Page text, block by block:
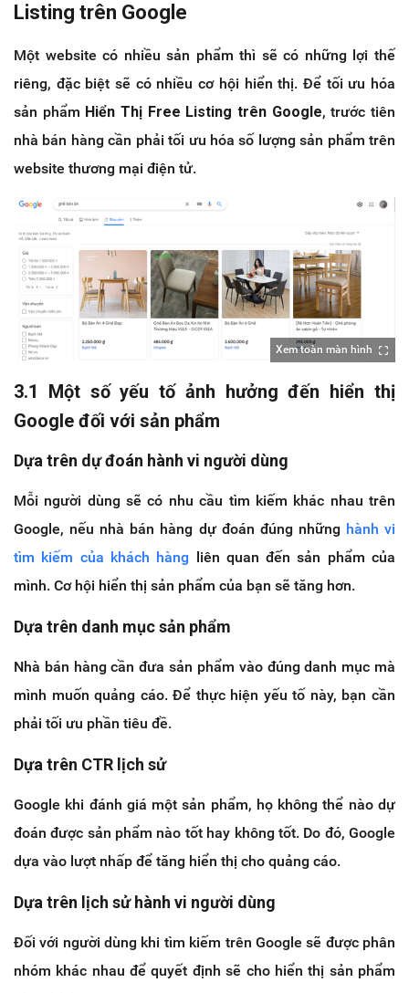
Listing trên Google
Một website có nhiều sản phẩm thì sẽ có những lợi thế
riêng, đặc biệt sẽ có nhiều cơ hội hiển thị. Để tối ưu hóa
sản phẩm Hiển Thị Free Listing trên Google, trước tiên
nhà bán hàng cần phải tối ưu hóa số lượng sản phẩm trên
website thương mại điện tử.
Xem toàn màn hình
3.1 Một số yếu tố ảnh hưởng đến hiển thị
Google đối với sản phẩm
Dựa trên dự đoán hành vi người dùng
Mỗi người dùng sẽ có nhu cầu tìm kiếm khác nhau trên
Google, nếu nhà bán hàng dự đoán đúng những hành vi
tìm kiếm của khách hàng liên quan đến sản phẩm của
mình. Cơ hội hiển thị sản phẩm của bạn sẽ tăng hơn.
Dựa trên danh mục sản phẩm
Nhà bán hàng cần đưa sản phẩm vào đúng danh mục mà
mình muốn quảng cáo. Để thực hiện yếu tố này, bạn cần
phải tối ưu phần tiêu đề.
Dựa trên CTR lịch sử
Google khi đánh giá một sản phẩm, họ không thể nào dự
đoán được sản phẩm nào tốt hay không tốt. Do đó, Google
dựa vào lượt nhấp để tăng hiển thị cho quảng cáo.
Dựa trên lịch sử hành vi người dùng
Đối với người dùng khi tìm kiếm trên Google sẽ được phân
nhóm khác nhau để quyết định sẽ cho hiển thị sản phẩm